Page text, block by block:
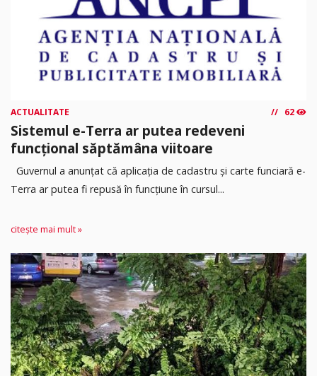
ACTUALITATE 62
Sistemul e-Terra ar putea redeveni
funcțional săptămâna viitoare
Guvernul a anunțat că aplicația de cadastru și carte funciară e-
Terra ar putea fi repusă în funcțiune în cursul...
citește mai mult »